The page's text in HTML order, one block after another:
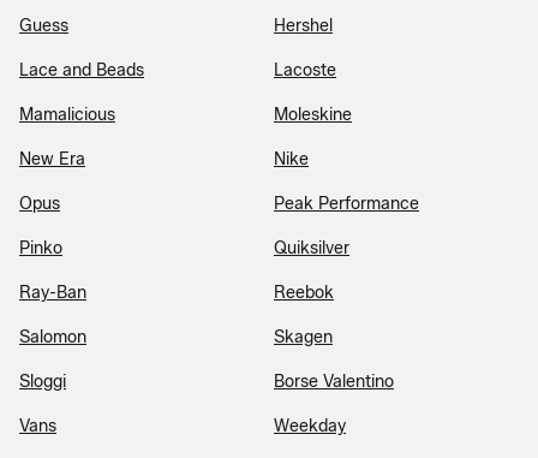
Guess Hershel
Lace and Beads Lacoste
Mamalicious Moleskine
New Era Nike
Opus Peak Performance
Pinko Quiksilver
Ray-Ban Reebok
Salomon Skagen
Sloggi Borse Valentino
Vans Weekday